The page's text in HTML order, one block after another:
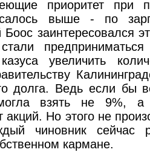
приоритет при
выше - по
Боос заинтересовался
увеличить
долга. Ведь если бы
взять не 9%, а
акций. Но этого не
чиновник сейчас
кармане.